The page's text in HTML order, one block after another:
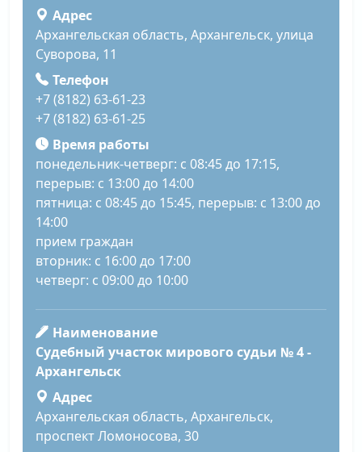
Адрес
Архангельская область, Архангельск, улица
Суворова, 11
Телефон
+7 (8182) 63-61-23
+7 (8182) 63-61-25
Время работы
понедельник-четверг: с 08:45 до 17:15,
перерыв: с 13:00 до 14:00
пятница: с 08:45 до 15:45, перерыв: с 13:00 до
14:00
прием граждан
вторник: с 16:00 до 17:00
четверг: с 09:00 до 10:00
Наименование
Судебный участок мирового судьи № 4 -
Архангельск
Адрес
Архангельская область, Архангельск,
проспект Ломоносова, 30